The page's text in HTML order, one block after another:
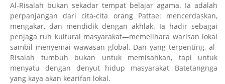
Al-Risalah bukan sekadar tempat belajar agama. Ia adalah
perpanjangan dari cita-cita orang Pattae: mencerdaskan,
mengakar, dan mendidik dengan akhlak. Ia hadir sebagai
penjaga ruh kultural masyarakat—memelihara warisan lokal
sambil menyemai wawasan global. Dan yang terpenting, al-
Risalah tumbuh bukan untuk memisahkan, tapi untuk
menyatu dengan denyut hidup masyarakat Batetangnga
yang kaya akan kearifan lokal.